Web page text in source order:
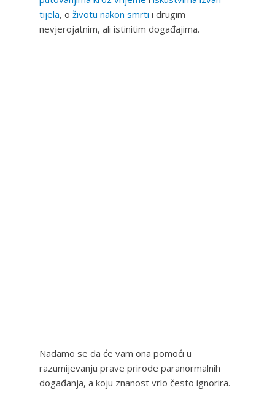
tijela, o životu nakon smrti i drugim
nevjerojatnim, ali istinitim događajima.
Nadamo se da će vam ona pomoći u
razumijevanju prave prirode paranormalnih
događanja, a koju znanost vrlo često ignorira.